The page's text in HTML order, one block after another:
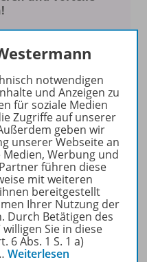
Unterrichten
erscheint als
als digitale Version.
und Materialien
Online-Archiv von
recherchiert und
werden (nur
oder gleich zum
abonnieren!
notwendigen
und Anzeigen zu
für soziale Medien
Zugriffe auf unserer
geben wir
unserer Webseite an
Werbung und
führen diese
mit weiteren
bereitgestellt
Ihrer Nutzung der
Durch Betätigen des
Sie in diese
6 Abs. 1 S. 1 a)
Weiterlesen